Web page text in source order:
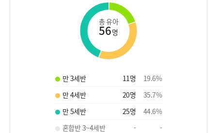
총 유아
56명
만 3세반 11명 19.6%
만 4세반
20명 35.7%
만 5세반
25명 44.6%
혼합반 3~4세반
-
-